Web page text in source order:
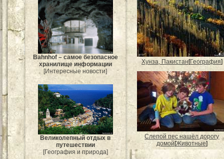
Bahnhof – самое безопасное
хранилище информации
[Интересные новости]
Великолепный отдых в
путешествии
[География и природа]
Хунза, Пакистан[География]
Слепой пес нашёл дорогу
домой [Животные]